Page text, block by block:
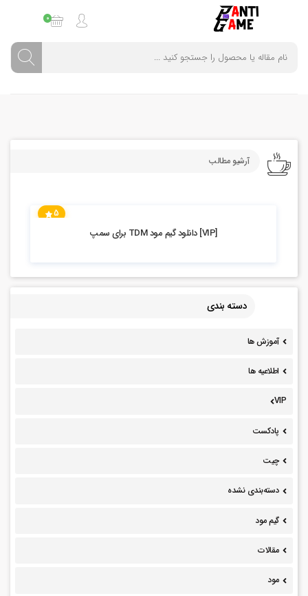
0
آرشیو مطالب
5
[VIP] دانلود گیم مود TDM برای سمپ
دسته بندی
آموزش ها
اطلاعیه ها
VIP
پادکست
چیت
دسته‌بندی نشده
گیم مود
مقالات
مود